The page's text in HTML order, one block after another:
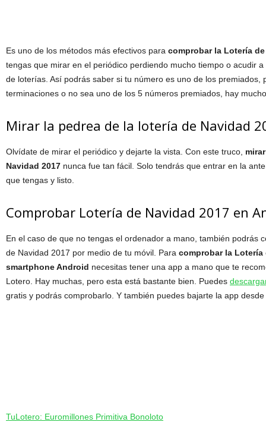
Es uno de los métodos más efectivos para comprobar la Lotería
tengas que mirar en el periódico perdiendo mucho tiempo o acudir
de loterías. Así podrás saber si tu número es uno de los premiados,
terminaciones o no sea uno de los 5 números premiados, hay
Mirar la pedrea de la lotería de Navidad
Olvídate de mirar el periódico y dejarte la vista. Con este truco,
Navidad 2017 nunca fue tan fácil. Solo tendrás que entrar en la
que tengas y listo.
Comprobar Lotería de Navidad 2017 en
En el caso de que no tengas el ordenador a mano, también podrás
de Navidad 2017 por medio de tu móvil. Para comprobar la Lotería
smartphone Android necesitas tener una app a mano que te
Lotero. Hay muchas, pero esta está bastante bien. Puedes
gratis y podrás comprobarlo. Y también puedes bajarte la app
TuLotero: Euromillones Primitiva Bonoloto